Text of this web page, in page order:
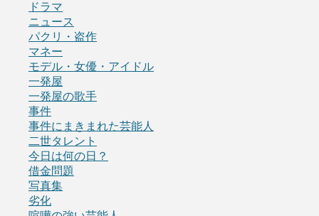
ドラマ
ニュース
パクリ・盗作
マネー
モデル・女優・アイドル
一発屋
一発屋の歌手
事件
事件にまきまれた芸能人
二世タレント
今日は何の日？
借金問題
写真集
劣化